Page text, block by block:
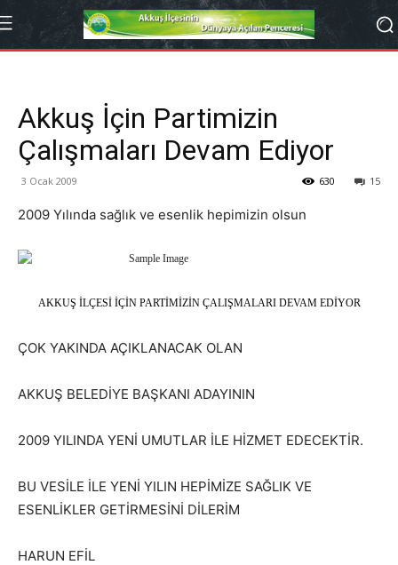
Akkuş İçin Partimizin
Çalışmaları Devam Ediyor
3 Ocak 2009 15
630
2009 Yılında sağlık ve esenlik hepimizin olsun
AKKUŞ İLÇESİ İÇİN PARTİMİZİN ÇALIŞMALARI DEVAM EDİYOR
ÇOK YAKINDA AÇIKLANACAK OLAN
AKKUŞ BELEDİYE BAŞKANI ADAYININ
2009 YILINDA YENİ UMUTLAR İLE HİZMET EDECEKTİR.
BU VESİLE İLE YENİ YILIN HEPİMİZE SAĞLIK VE
ESENLİKLER GETİRMESİNİ DİLERİM
HARUN EFİL